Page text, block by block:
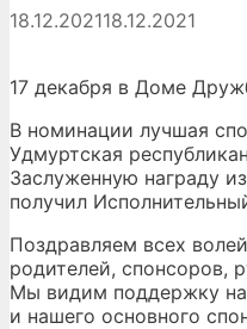
18.12.202118.12.2021
17 декабря в Доме
В номинации лучшая
Удмуртская
Заслуженную награду
получил
Поздравляем всех
родителей, спонсоров,
Мы видим поддержку
и нашего основного